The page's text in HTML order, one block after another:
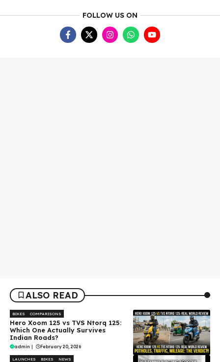
FOLLOW US ON
ALSO READ
BIKES COMPARISONS
Hero Xoom 125 vs TVS Ntorq 125:
Which One Actually Survives
Indian Roads?
admin | February 20, 2026
LAUNCHES BIKES NEWS